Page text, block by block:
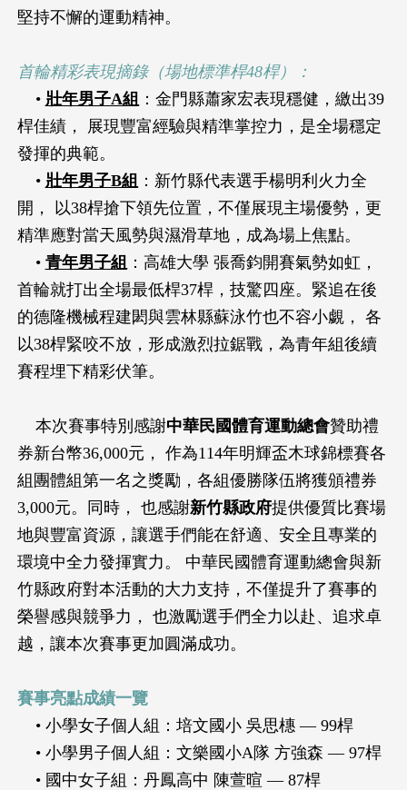
堅持不懈的運動精神。
首輪精彩表現摘錄（場地標準桿48桿）：
• 壯年男子A組 ：金門縣蕭家宏表現穩健，繳出39
桿佳績， 展現豐富經驗與精準掌控力，是全場穩定
發揮的典範。
• 壯年男子B組 ：新竹縣代表選手楊明利火力全
開， 以38桿搶下領先位置，不僅展現主場優勢，更
精準應對當天風勢與濕滑草地，成為場上焦點。
• 青年男子組 ：高雄大學 張喬鈞開賽氣勢如虹，
首輪就打出全場最低桿37桿，技驚四座。緊追在後
的德隆機械程建閎與雲林縣蘇泳竹也不容小覷， 各
以38桿緊咬不放，形成激烈拉鋸戰，為青年組後續
賽程埋下精彩伏筆。
本次賽事特別感謝中華民國體育運動總會贊助禮
券新台幣36,000元， 作為114年明輝盃木球錦標賽各
組團體組第一名之獎勵，各組優勝隊伍將獲頒禮券
3,000元。同時， 也感謝新竹縣政府提供優質比賽場
地與豐富資源，讓選手們能在舒適、安全且專業的
環境中全力發揮實力。 中華民國體育運動總會與新
竹縣政府對本活動的大力支持，不僅提升了賽事的
榮譽感與競爭力， 也激勵選手們全力以赴、追求卓
越，讓本次賽事更加圓滿成功。
賽事亮點成績一覽
• 小學女子個人組：培文國小 吳思橞 — 99桿
• 小學男子個人組：文樂國小A隊 方強森 — 97桿
• 國中女子組：丹鳳高中 陳萱暄 — 87桿